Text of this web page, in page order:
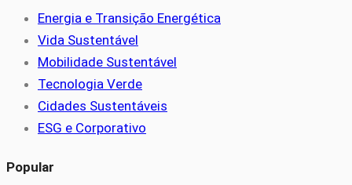
Energia e Transição Energética
Vida Sustentável
Mobilidade Sustentável
Tecnologia Verde
Cidades Sustentáveis
ESG e Corporativo
Popular